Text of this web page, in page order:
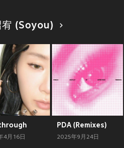
宥 (Soyou)
4月16日
PDA (Remixes)
2025年9月24日